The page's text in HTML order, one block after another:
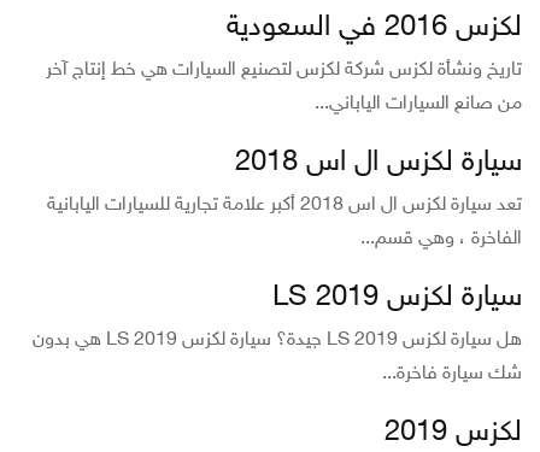
لكزس 2016 في السعودية
تاريخ ونشأة لكزس شركة لكزس لتصنيع السيارات هي خط إنتاج آخر
من صانع السيارات الياباني...
سيارة لكزس ال اس 2018
تعد سيارة لكزس ال اس 2018 أكبر علامة تجارية للسيارات اليابانية
الفاخرة ، وهي قسم...
سيارة لكزس LS 2019
هل سيارة لكزس LS 2019 جيدة؟ سيارة لكزس LS 2019 هي بدون
شك سيارة فاخرة...
لكزس 2019